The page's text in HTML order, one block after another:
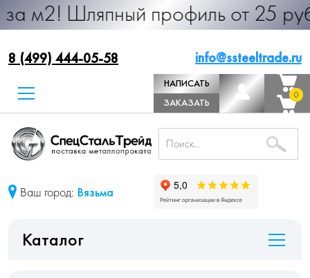
профиль от 25 руб. за
8 (499) 444-05-58 info@ssteeltrade.ru
НАПИСАТЬ
ДИРЕКТОРУ
ЗАКАЗАТЬ
ЗВОНОК
0
0
Ваш город: Вязьма
Каталог